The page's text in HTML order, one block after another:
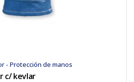
- Protección de manos
c/ kevlar